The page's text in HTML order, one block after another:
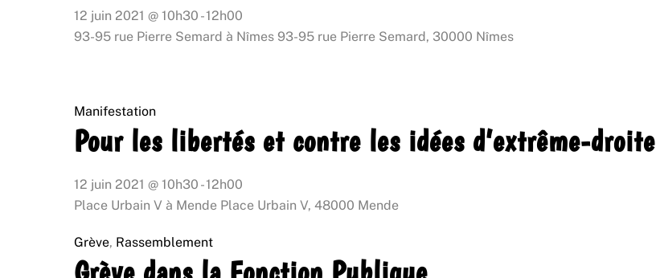
12 juin 2021 @ 10h30 -12h00
93-95 rue Pierre Semard à Nîmes 93-95 rue Pierre Semard, 30000 Nîmes
Manifestation
Pour les libertés et contre les idées d’extrême-droite
12 juin 2021 @ 10h30 -12h00
Place Urbain V à Mende Place Urbain V, 48000 Mende
Grève, Rassemblement